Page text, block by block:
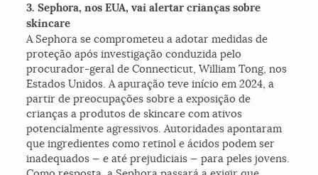
3. Sephora, nos EUA, vai alertar crianças sobre
skincare
A Sephora se comprometeu a adotar medidas de
proteção após investigação conduzida pelo
procurador-geral de Connecticut, William Tong, nos
Estados Unidos. A apuração teve início em 2024, a
partir de preocupações sobre a exposição de
crianças a produtos de skincare com ativos
potencialmente agressivos. Autoridades apontaram
que ingredientes como retinol e ácidos podem ser
inadequados — e até prejudiciais — para peles jovens.